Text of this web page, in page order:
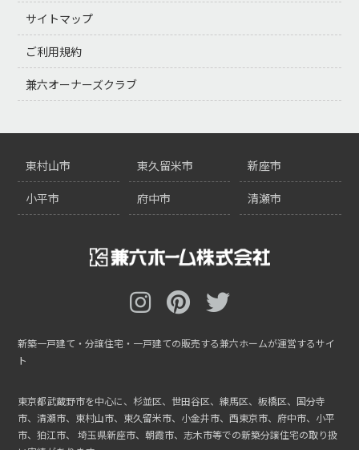
サイトマップ
ご利用規約
兼六オーナーズクラブ
東村山市 東久留米市 新座市
小平市 府中市 清瀬市
新築一戸建て・分譲住宅・一戸建ての販売する兼六ホームが運営するサイ
ト
東京都武蔵野市を中心に、杉並区、世田谷区、練馬区、板橋区、国分寺
市、清瀬市、東村山市、東久留米市、小金井市、西東京市、府中市、小平
市、狛江市、
埼玉県新座市、朝霞市、志木市等での新築分譲住宅の取り扱